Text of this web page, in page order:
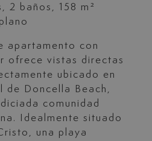
2 baños, 158 m²
apartamento con
ofrece vistas directas
ubicado en
de Doncella Beach,
comunidad
Idealmente situado
una playa